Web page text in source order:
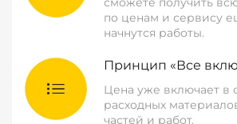
по ценам и сервису
начнутся работы.
Принцип «Все
Цена уже включает в
расходных
частей и работ.